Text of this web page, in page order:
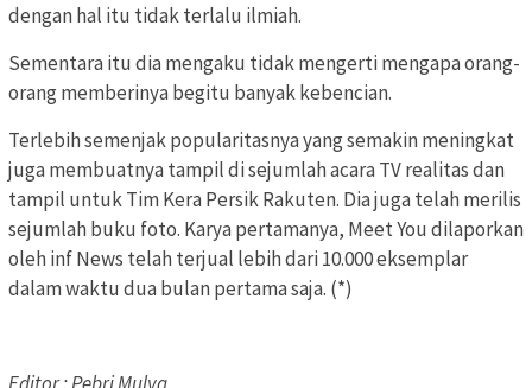
dengan hal itu tidak terlalu ilmiah.
Sementara itu dia mengaku tidak mengerti mengapa orang-
orang memberinya begitu banyak kebencian.
Terlebih semenjak popularitasnya yang semakin meningkat
juga membuatnya tampil di sejumlah acara TV realitas dan
tampil untuk Tim Kera Persik Rakuten. Dia juga telah merilis
sejumlah buku foto. Karya pertamanya, Meet You dilaporkan
oleh inf News telah terjual lebih dari 10.000 eksemplar
dalam waktu dua bulan pertama saja. (*)